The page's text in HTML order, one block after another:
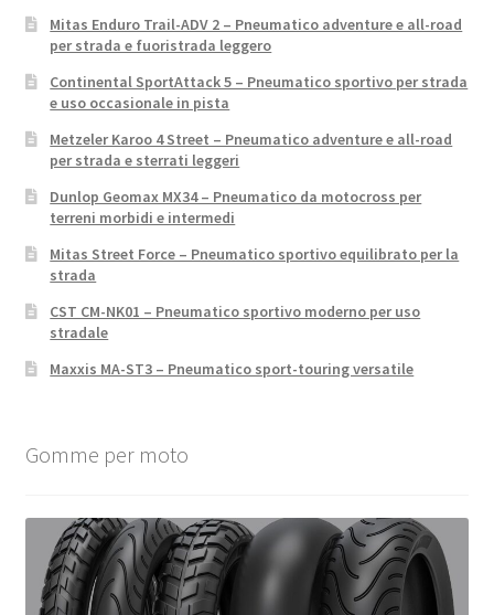
Mitas Enduro Trail-ADV 2 – Pneumatico adventure e all-road
per strada e fuoristrada leggero
Continental SportAttack 5 – Pneumatico sportivo per strada
e uso occasionale in pista
Metzeler Karoo 4 Street – Pneumatico adventure e all-road
per strada e sterrati leggeri
Dunlop Geomax MX34 – Pneumatico da motocross per
terreni morbidi e intermedi
Mitas Street Force – Pneumatico sportivo equilibrato per la
strada
CST CM-NK01 – Pneumatico sportivo moderno per uso
stradale
Maxxis MA-ST3 – Pneumatico sport-touring versatile
Gomme per moto